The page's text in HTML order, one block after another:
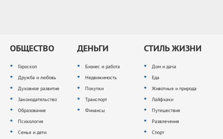
ОБЩЕСТВО
Гороскоп
Дружба и любовь
Духовное развитие
Законодательство
Образование
Психология
Семья и дети
ДЕНЬГИ
Бизнес и работа
Недвижимость
Покупки
Транспорт
Финансы
СТИЛЬ ЖИЗНИ
Дом и дача
Еда
Животные и природа
Лайфхаки
Путешествия
Развлечения
Спорт